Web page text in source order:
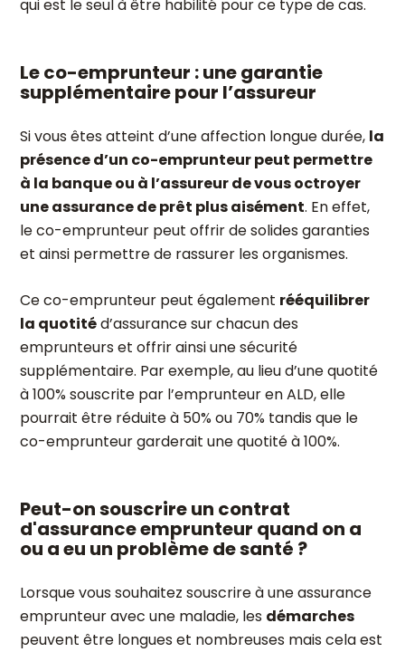
qui est le seul à être habilité pour ce type de cas.
Le co-emprunteur : une garantie
supplémentaire pour l’assureur
Si vous êtes atteint d’une affection longue durée, la
présence d’un co-emprunteur peut permettre
à la banque ou à l’assureur de vous octroyer
une assurance de prêt plus aisément. En effet,
le co-emprunteur peut offrir de solides garanties
et ainsi permettre de rassurer les organismes.
Ce co-emprunteur peut également rééquilibrer
la quotitéd’assurance sur chacun des
emprunteurs et offrir ainsi une sécurité
supplémentaire. Par exemple, au lieu d’une quotité
à 100% souscrite par l’emprunteur en ALD, elle
pourrait être réduite à 50% ou 70% tandis que le
co-emprunteur garderait une quotité à 100%.
Peut-on souscrire un contrat
d'assurance emprunteur quand on a
ou a eu un problème de santé ?
Lorsque vous souhaitez souscrire à une assurance
emprunteur avec une maladie, les démarches
peuvent être longues et nombreuses mais cela est